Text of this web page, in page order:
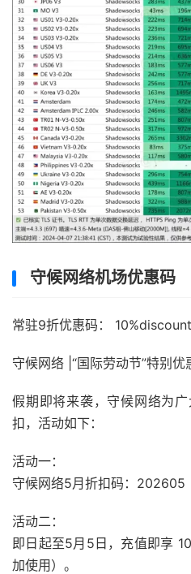
守候网络机场优惠码
常驻9折优惠码： 10%discount
守候网络 |“国际劳动节”特别优
假期即将来袭，守候网络为
扣，活动如下：
活动一：
守候网络5月折扣码：202605
活动二：
即日起至5月5日，充值即享
加使用）。